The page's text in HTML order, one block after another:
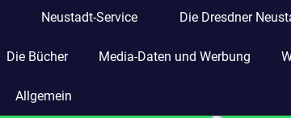
Neustadt-Service Die Dresdner
Die Bücher Media-Daten und Werbung
Allgemein